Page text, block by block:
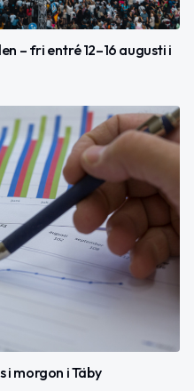
– fri entré 12–16 augusti i
i morgon i Täby